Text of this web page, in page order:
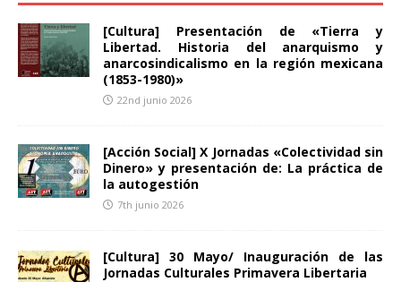
[Cultura] Presentación de «Tierra y
Libertad. Historia del anarquismo y
anarcosindicalismo en la región mexicana
(1853-1980)»
22nd junio 2026
[Acción Social] X Jornadas «Colectividad sin
Dinero» y presentación de: La práctica de
la autogestión
7th junio 2026
[Cultura] 30 Mayo/ Inauguración de las
Jornadas Culturales Primavera Libertaria